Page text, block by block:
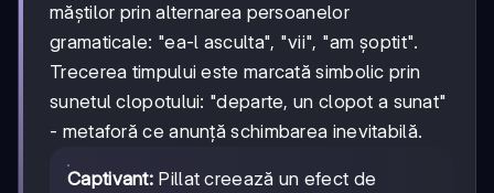
măștilor prin alternarea persoanelor
gramaticale: "ea-l asculta", "vii", "am șoptit".
Trecerea timpului este marcată simbolic prin
sunetul clopotului: "departe, un clopot a sunat"
- metaforă ce anunță schimbarea inevitabilă.
Captivant: Pillat creează un efect de